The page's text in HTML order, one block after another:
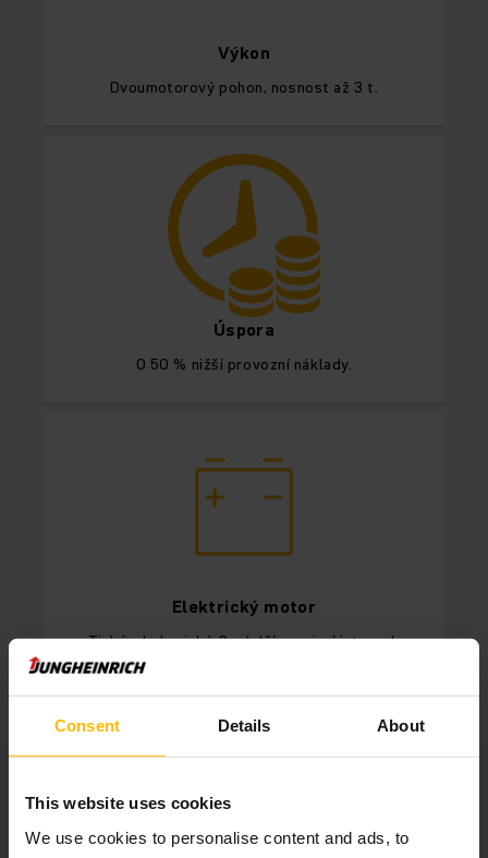
Consent Details About
This website uses cookies
We use cookies to personalise content and ads, to
Výkon
Dvoumotorový pohon, nosnost až 3 t.
Úspora
O 50 % nižší provozní náklady.
Elektrický motor
Tichý, ekologický, 3x delší servisní interval.